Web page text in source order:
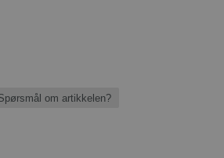
om artikkelen?